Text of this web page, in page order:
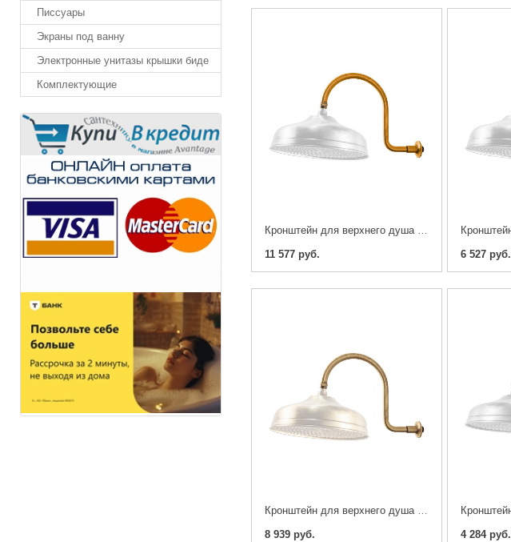
Писсуары
Экраны под ванну
Электронные унитазы крышки биде
Комплектующие
11 577 руб.
6 527 руб.
8 939 руб.
4 284 руб.